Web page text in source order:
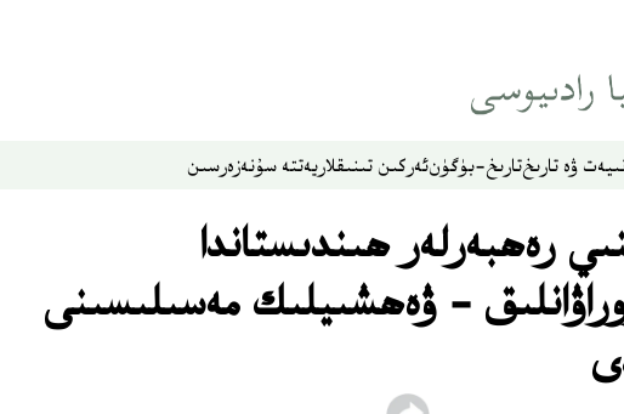
ۋە تارىختارىخ-بۈگۈنئەركىن تىنىقلاريەتتە سۇنەزەرسىن
رەھبەرلەر ھىندىستاندا
- ۋەھشىيلىك مەسىلىسىنى